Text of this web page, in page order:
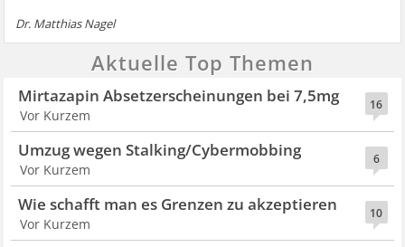
Dr. Matthias Nagel
Aktuelle Top Themen
16
Mirtazapin Absetzerscheinungen bei 7,5mg
Vor Kurzem
6
Umzug wegen Stalking/Cybermobbing
Vor Kurzem
10
Wie schafft man es Grenzen zu akzeptieren
Vor Kurzem